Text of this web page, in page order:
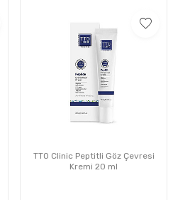
TTO Clinic Peptitli Göz Çevresi
Kremi 20 ml